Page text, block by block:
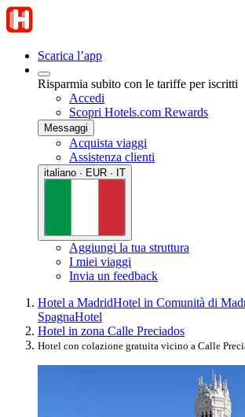
Scarica l’app
Risparmia subito con le tariffe per iscritti
Accedi
Scopri Hotels.com Rewards
Messaggi
Acquista viaggi
Assistenza clienti
italiano · EUR · IT
Aggiungi la tua struttura
I miei viaggi
Invia un feedback
Hotel a MadridHotel in Comunità di
SpagnaHotel
Hotel in zona Calle Preciados
Hotel con colazione gratuita vicino a Calle